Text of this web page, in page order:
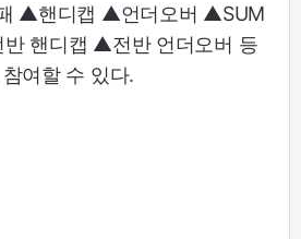
▲핸디캡 ▲언더오버 ▲SUM
핸디캡 ▲전반 언더오버 등
여할 수 있다.